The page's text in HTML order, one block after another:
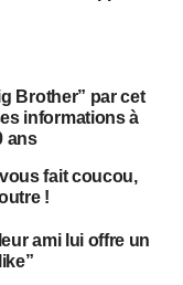
Brother” par cet
informations à
ans
fait coucou,
!
ami lui offre un